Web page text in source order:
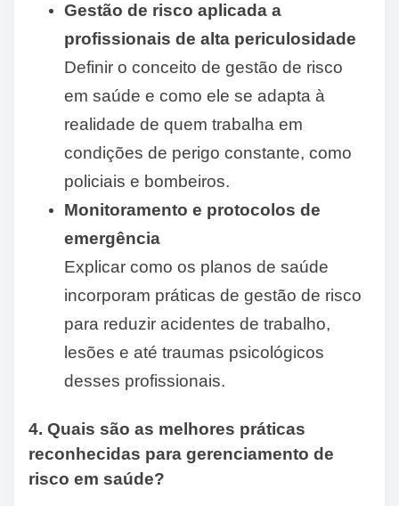
Gestão de risco aplicada a
profissionais de alta periculosidade
Definir o conceito de gestão de risco
em saúde e como ele se adapta à
realidade de quem trabalha em
condições de perigo constante, como
policiais e bombeiros.
Monitoramento e protocolos de
emergência
Explicar como os planos de saúde
incorporam práticas de gestão de risco
para reduzir acidentes de trabalho,
lesões e até traumas psicológicos
desses profissionais.
4. Quais são as melhores práticas
reconhecidas para gerenciamento de
risco em saúde?